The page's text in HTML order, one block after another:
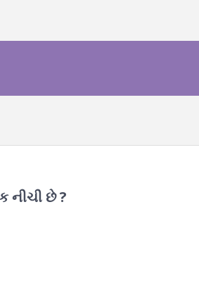
નીચી છે ?